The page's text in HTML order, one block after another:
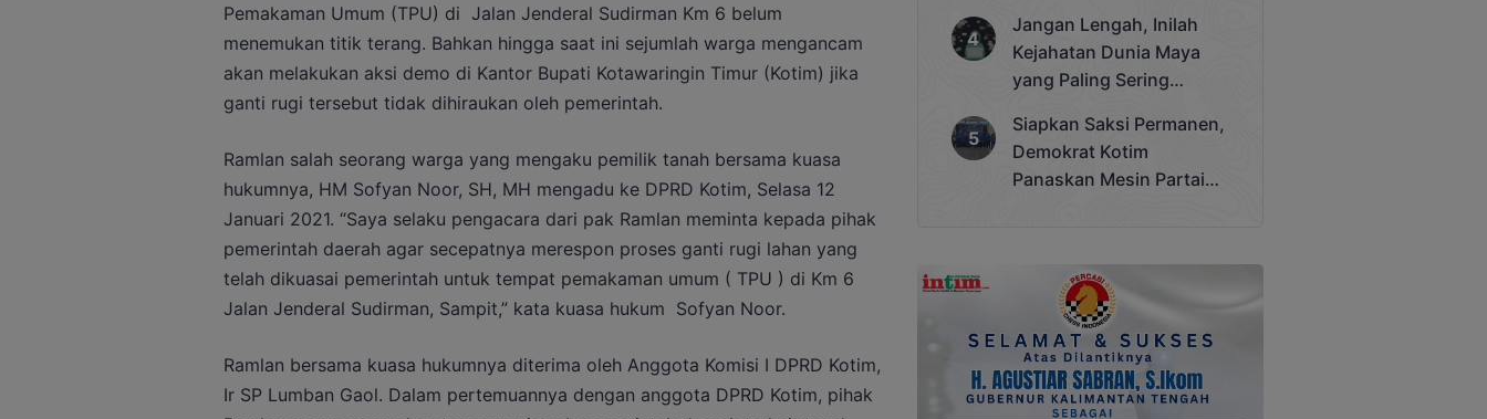
Pemakaman Umum (TPU) di Jalan Jenderal Sudirman Km 6 belum
menemukan titik terang. Bahkan hingga saat ini sejumlah warga mengancam
akan melakukan aksi demo di Kantor Bupati Kotawaringin Timur (Kotim) jika
ganti rugi tersebut tidak dihiraukan oleh pemerintah.
Ramlan salah seorang warga yang mengaku pemilik tanah bersama kuasa
hukumnya, HM Sofyan Noor, SH, MH mengadu ke DPRD Kotim, Selasa 12
Januari 2021. “Saya selaku pengacara dari pak Ramlan meminta kepada pihak
pemerintah daerah agar secepatnya merespon proses ganti rugi lahan yang
telah dikuasai pemerintah untuk tempat pemakaman umum ( TPU ) di Km 6
Jalan Jenderal Sudirman, Sampit,” kata kuasa hukum Sofyan Noor.
Ramlan bersama kuasa hukumnya diterima oleh Anggota Komisi I DPRD Kotim,
Ir SP Lumban Gaol. Dalam pertemuannya dengan anggota DPRD Kotim, pihak
Jangan Lengah, Inilah
Kejahatan Dunia Maya
yang Paling Sering
Siapkan Saksi Permanen,
Demokrat Kotim
Panaskan Mesin Partai